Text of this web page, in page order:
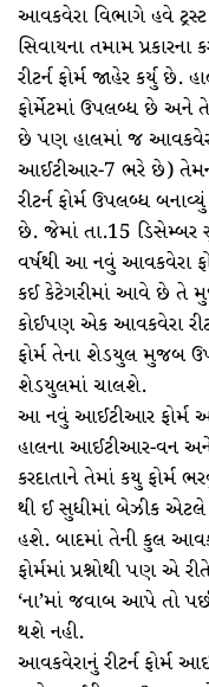
આવકવેરા વિભાગે હવે
સિવાયના તમામ
રીટર્ન ફોર્મ જાહેર કર્યુ
ફોર્મેટમાં ઉપલબ્ધ છે અને
છે પણ હાલમાં જ આવકવેરા
આઈટીઆર-7 ભરે છે)
રીટર્ન ફોર્મ ઉપલબ્ધ
છે. જેમાં તા.15
વર્ષથી આ નવું આવકવેરા
કઈ કેટેગરીમાં આવે છે
કોઈપણ એક આવકવેરા
ફોર્મ તેના શેડયુલ મુજબ
શેડયુલમાં ચાલશે.
આ નવું આઈટીઆર ફોર્મ
હાલના આઈટીઆર-વન
કરદાતાને તેમાં કયુ ફોર્મ
થી ઈ સુધીમાં બેઝીક એટલે
હશે. બાદમાં તેની કુલ
ફોર્મમાં પ્રશ્નોથી પણ એ
‘ના’માં જવાબ આપે તો
થશે નહી.
આવકવેરાનું રીટર્ન